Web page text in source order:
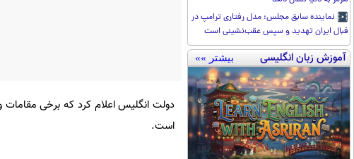
نماینده سابق مجلس: مدل رفتاری ترامپ در
قبال ایران تهدید و سپس عقب‌نشینی است
آموزش زبان انگلیسی بیشتر »»
دولت انگلیس اعلام کرد که برخی
است.